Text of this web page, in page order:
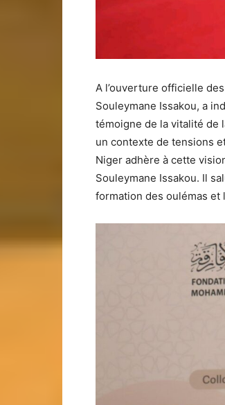
A l’ouverture officielle
Souleymane Issakou, a
témoigne de la vitalité de
un contexte de tensions
Niger adhère à cette
Souleymane Issakou. Il
formation des oulémas